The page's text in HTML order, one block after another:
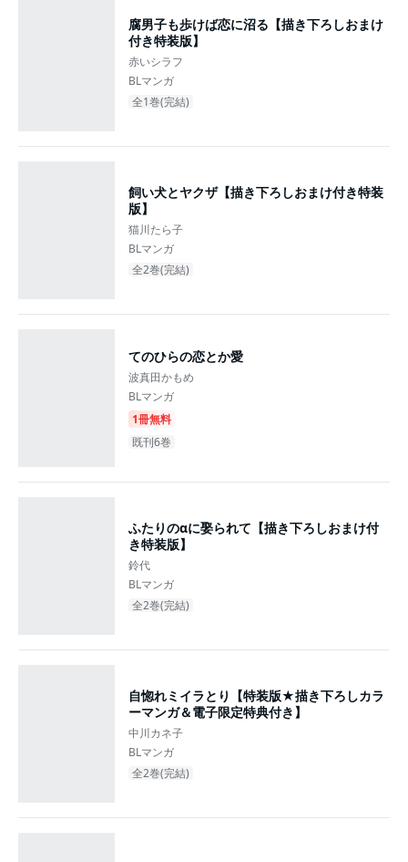
腐男子も歩けば恋に沼る【描き下ろしおまけ
付き特装版】
赤いシラフ
BLマンガ
全1巻(完結)
飼い犬とヤクザ【描き下ろしおまけ付き特装
版】
猫川たら子
BLマンガ
全2巻(完結)
てのひらの恋とか愛
波真田かもめ
BLマンガ
1冊無料
既刊6巻
ふたりのαに娶られて【描き下ろしおまけ付
き特装版】
鈴代
BLマンガ
全2巻(完結)
自惚れミイラとり【特装版★描き下ろしカラ
ーマンガ＆電子限定特典付き】
中川カネ子
BLマンガ
全2巻(完結)